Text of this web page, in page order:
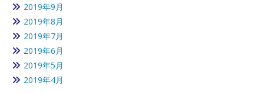
2019年9月
2019年8月
2019年7月
2019年6月
2019年5月
2019年4月